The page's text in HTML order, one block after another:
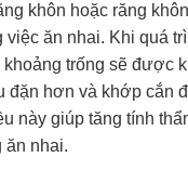
khôn hoặc răng
việc ăn nhai. Khi quá
khoảng trống sẽ được
đặn hơn và khớp cắn
này giúp tăng tính
ăn nhai.